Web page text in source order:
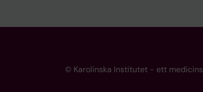
© Karolinska Institutet - ett